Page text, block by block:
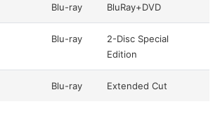
Blu-ray BluRay+DVD
Blu-ray
2-Disc Special
Edition
Blu-ray Extended Cut